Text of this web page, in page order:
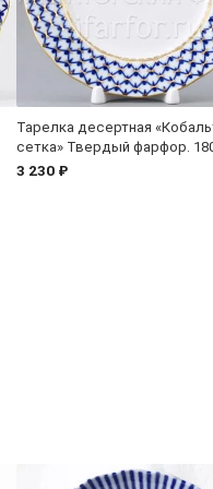
Тарелка десертная
сетка» Твердый фарфор.
3 230 ₽